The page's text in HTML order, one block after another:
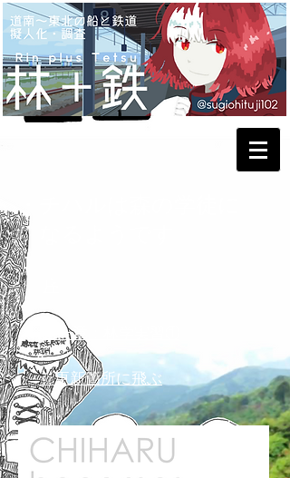
・チハルは森の学徒に
​ なるようです
第一章：林学実習①
☆更新箇所に飛ぶ